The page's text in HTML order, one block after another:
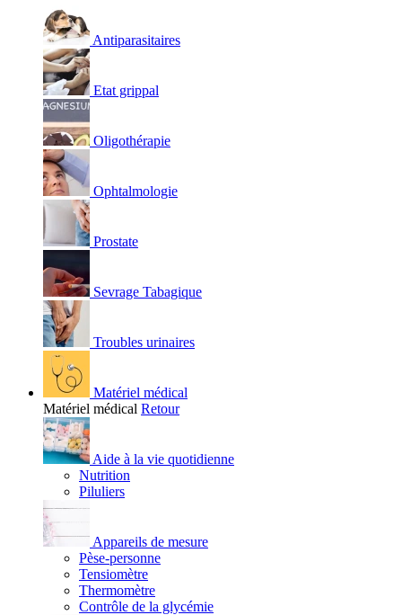
Antiparasitaires
Etat grippal
Oligothérapie
Ophtalmologie
Prostate
Sevrage Tabagique
Troubles urinaires
Matériel médical
Matériel médical Retour
Aide à la vie quotidienne
Nutrition
Piluliers
Appareils de mesure
Pèse-personne
Tensiomètre
Thermomètre
Contrôle de la glycémie